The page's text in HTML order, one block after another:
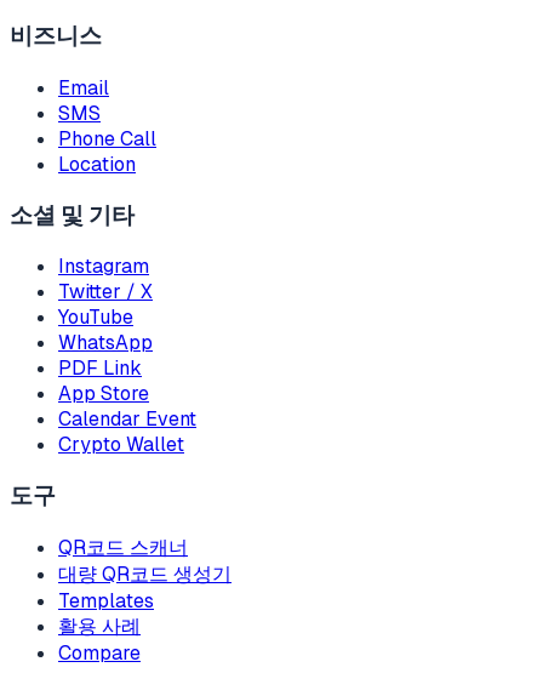
비즈니스
Email
SMS
Phone Call
Location
소셜 및 기타
Instagram
Twitter / X
YouTube
WhatsApp
PDF Link
App Store
Calendar Event
Crypto Wallet
도구
QR코드 스캐너
대량 QR코드 생성기
Templates
활용 사례
Compare